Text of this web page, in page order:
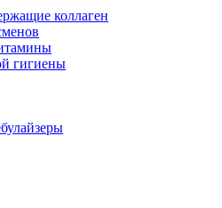
коллаген
гигиены